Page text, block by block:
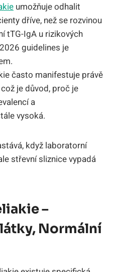
umožňuje odhalit
dříve, než se rozvinou
tTG-IgA u rizikových
guidelines je
často manifestuje právě
je důvod, proč je
a
vysoká.
když laboratorní
střevní sliznice vypadá
–
Normální